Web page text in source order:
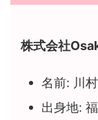
株式会社
名前: 川
出身地: